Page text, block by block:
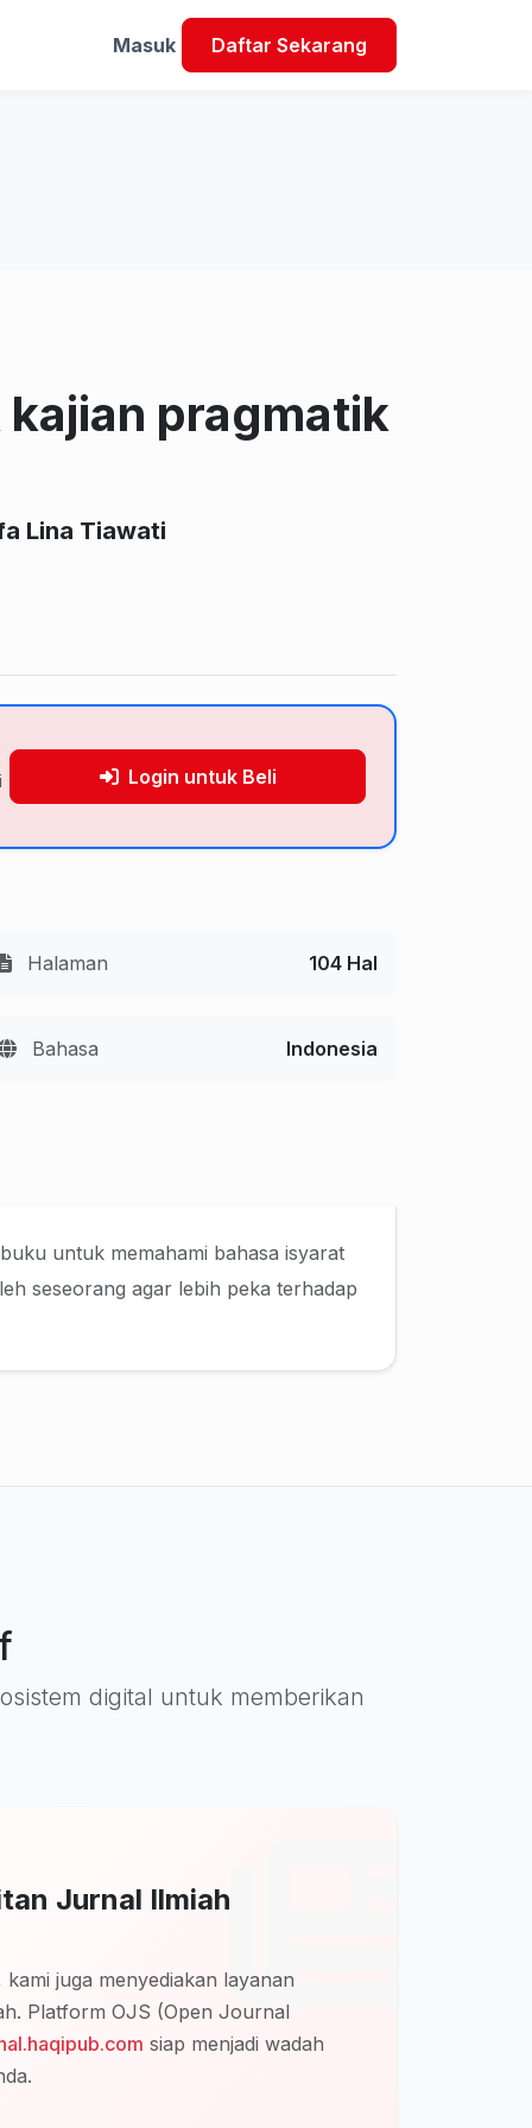
Masuk Daftar Sekarang
pragmatik
Lina Tiawati
Login untuk Beli
Halaman 104 Hal
Bahasa Indonesia
untuk memahami bahasa isyarat
seseorang agar lebih peka terhadap
digital untuk memberikan
Jurnal Ilmiah
juga menyediakan layanan
Platform OJS (Open Journal
siap menjadi wadah